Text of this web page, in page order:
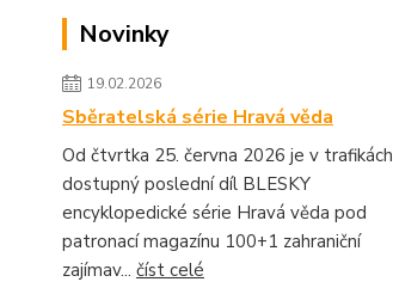
Novinky
19.02.2026
Sběratelská série Hravá věda
Od čtvrtka 25. června 2026 je v trafikách
dostupný poslední díl BLESKY
encyklopedické série Hravá věda pod
patronací magazínu 100+1 zahraniční
zajímav... číst celé